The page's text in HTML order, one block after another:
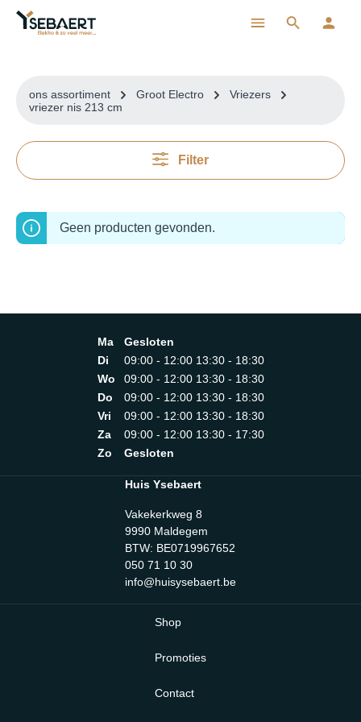
ons assortiment Groot Electro
Vriezers
vriezer nis 213 cm
Filter
Geen producten gevonden.
Ma
Gesloten
Di
09:00 - 12:00 13:30 - 18:30
Wo
09:00 - 12:00 13:30 - 18:30
Do
09:00 - 12:00 13:30 - 18:30
Vri
09:00 - 12:00 13:30 - 18:30
Za
09:00 - 12:00 13:30 - 17:30
Zo
Gesloten
Huis Ysebaert
Vakekerkweg 8
9990 Maldegem
BTW: BE0719967652
050 71 10 30
info@huisysebaert.be
Shop
Promoties
Contact